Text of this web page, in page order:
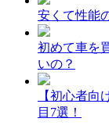
安くて性能
初めて車を
いの？
【初心者
目7選！